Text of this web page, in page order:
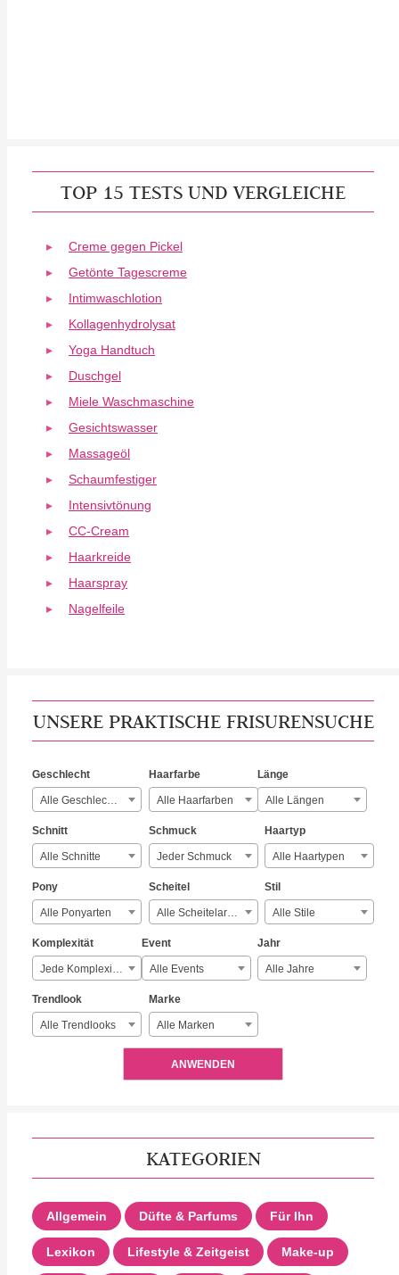
TOP 15 TESTS UND VERGLEICHE
Creme gegen Pickel
Getönte Tagescreme
Intimwaschlotion
Kollagenhydrolysat
Yoga Handtuch
Duschgel
Miele Waschmaschine
Gesichtswasser
Massageöl
Schaumfestiger
Intensivtönung
CC-Cream
Haarkreide
Haarspray
Nagelfeile
UNSERE PRAKTISCHE FRISURENSUCHE
Geschlecht
Alle Geschlechter
Haarfarbe
Alle Haarfarben
Länge
Alle Längen
Schnitt
Alle Schnitte
Schmuck
Jeder Schmuck
Haartyp
Alle Haartypen
Pony
Alle Ponyarten
Scheitel
Alle Scheitelarten
Stil
Alle Stile
Komplexität
Jede Komplexität
Event
Alle Events
Jahr
Alle Jahre
Trendlook
Alle Trendlooks
Marke
Alle Marken
ANWENDEN
KATEGORIEN
Allgemein Düfte & Parfums Für Ihn
Lexikon Lifestyle & Zeitgeist Make-up